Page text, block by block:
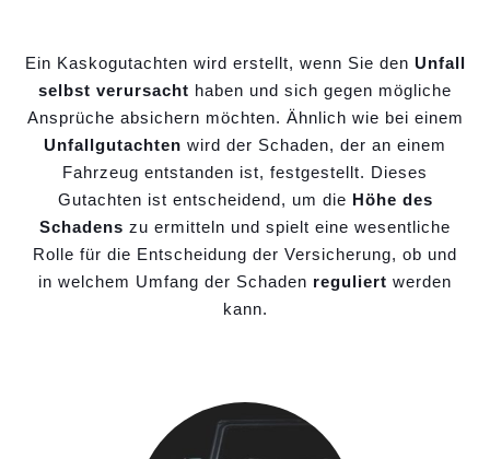
Ein Kaskogutachten wird erstellt, wenn Sie den Unfall
selbst verursacht haben und sich gegen mögliche
Ansprüche absichern möchten. Ähnlich wie bei einem
Unfallgutachten wird der Schaden, der an einem
Fahrzeug entstanden ist, festgestellt. Dieses
Gutachten ist entscheidend, um die Höhe des
Schadens zu ermitteln und spielt eine wesentliche
Rolle für die Entscheidung der Versicherung, ob und
in welchem Umfang der Schaden reguliert werden
kann.